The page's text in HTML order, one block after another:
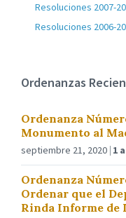
Resoluciones 2007-
Resoluciones 2006-
Ordenanzas
Ordenanza
Monumento al
septiembre 21, 2020 1
Ordenanza
Ordenar que el
Rinda Informe de